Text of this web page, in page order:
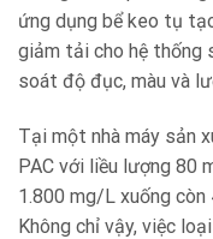
ứng dụng bể keo tụ
giảm tải cho hệ thống
soát độ đục, màu và
Tại một nhà máy sản
PAC với liều lượng 80
1.800 mg/L xuống
Không chỉ vậy, việc